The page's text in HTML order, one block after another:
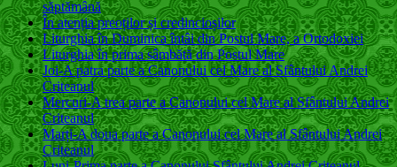
săptămână
În atenția preoților și credincioșilor
Liturghia în Duminica întâi din Postul Mare, a Ortodoxiei
Liturghia în prima sâmbătă din Postul Mare
Joi-A patra parte a Canonului cel Mare al Sfântului Andrei
Criteanul
Mercuri-A trea parte a Canonului cel Mare al Sfântului Andrei
Criteanul
Marți-A doua parte a Canonului cel Mare al Sfântului Andrei
Criteanul